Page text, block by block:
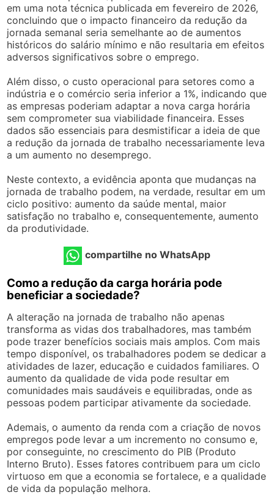
em uma nota técnica publicada em fevereiro de 2026,
concluindo que o impacto financeiro da redução da
jornada semanal seria semelhante ao de aumentos
históricos do salário mínimo e não resultaria em efeitos
adversos significativos sobre o emprego.
Além disso, o custo operacional para setores como a
indústria e o comércio seria inferior a 1%, indicando que
as empresas poderiam adaptar a nova carga horária
sem comprometer sua viabilidade financeira. Esses
dados são essenciais para desmistificar a ideia de que
a redução da jornada de trabalho necessariamente leva
a um aumento no desemprego.
Neste contexto, a evidência aponta que mudanças na
jornada de trabalho podem, na verdade, resultar em um
ciclo positivo: aumento da saúde mental, maior
satisfação no trabalho e, consequentemente, aumento
da produtividade.
compartilhe no WhatsApp
Como a redução da carga horária pode
beneficiar a sociedade?
A alteração na jornada de trabalho não apenas
transforma as vidas dos trabalhadores, mas também
pode trazer benefícios sociais mais amplos. Com mais
tempo disponível, os trabalhadores podem se dedicar a
atividades de lazer, educação e cuidados familiares. O
aumento da qualidade de vida pode resultar em
comunidades mais saudáveis e equilibradas, onde as
pessoas podem participar ativamente da sociedade.
Ademais, o aumento da renda com a criação de novos
empregos pode levar a um incremento no consumo e,
por conseguinte, no crescimento do PIB (Produto
Interno Bruto). Esses fatores contribuem para um ciclo
virtuoso em que a economia se fortalece, e a qualidade
de vida da população melhora.